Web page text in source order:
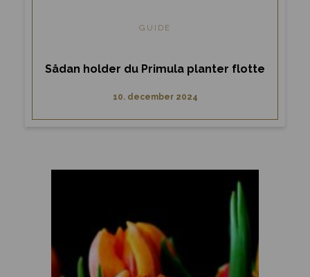
GUIDE
Sådan holder du Primula planter flotte
10. december 2024